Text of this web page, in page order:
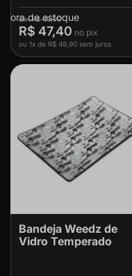
R$ 49,90
R$ 47,40
ou 1x de R$ 49,90 sem juros
Fora de estoque
Bandeja Weedz de
Vidro Temperado